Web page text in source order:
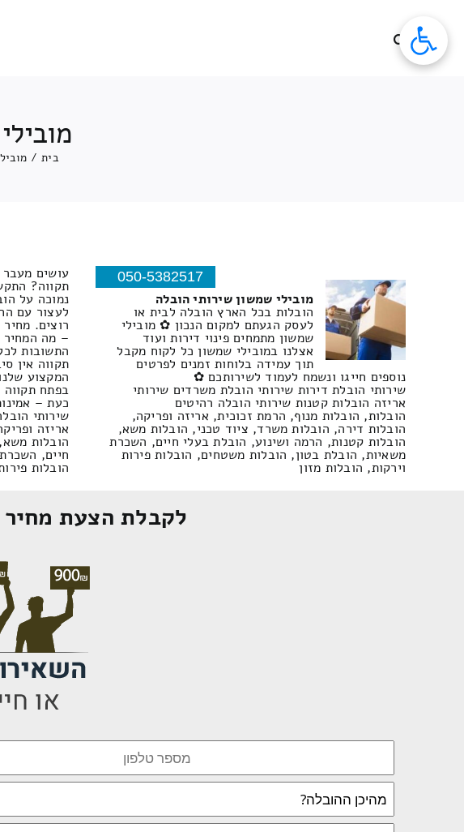
בית /
050-5382517
מובילי שמשון שירותי הובלה
הובלות בכל הארץ הובלה לבית או
לעסק הגעתם למקום הנכון ✿ מובילי
שמשון מתמחים פינוי דירות ועוד
אצלנו במובילי שמשון כל לקוח מקבל
תוך עמידה בלוחות זמנים לפרטים
נוספים חייגו ונשמח לעמוד לשירותכם ✿
שירותי הובלת דירות שירותי הובלת משרדים שירותי
אריזה הובלות קטנות שירותי הובלה רהיטים
הובלות, הובלות מנוף, הרמת זכוכית, אריזה ופריקה,
הובלות דירה, הובלות משרד, ציוד טכני, הובלות משא,
הובלות קטנות, הרמה ושינוע, הובלת בעלי חיים, השכרת
משאיות, הובלת בטון, הובלות משטחים, הובלות פירות
וירקות, הובלות מזון
עושים מעבר
תקווה?
נמוכה על
לעצור עם
רוצים.
– מה המחיר
התשובות
תקווה אין
המקצוע
בפתח תקווה
כעת –
שירותי
אריזה
הובלות
חיים,
הובלות
לקבלת הצעת מחיר